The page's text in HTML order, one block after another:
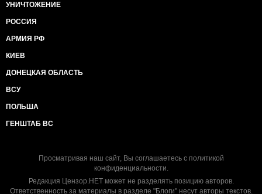
УНИЧТОЖЕНИЕ
РОССИЯ
АРМИЯ РФ
КИЕВ
ДОНЕЦКАЯ ОБЛАСТЬ
ВСУ
ПОЛЬША
ГЕНШТАБ ВС
Просматривая наш сайт, Вы соглашаетесь с политикой
конфиденциальности.
Редакция Цензор.НЕТ может не разделять позицию авторов.
Ответственность за материалы в разделе "Блоги" несут авторы текстов.